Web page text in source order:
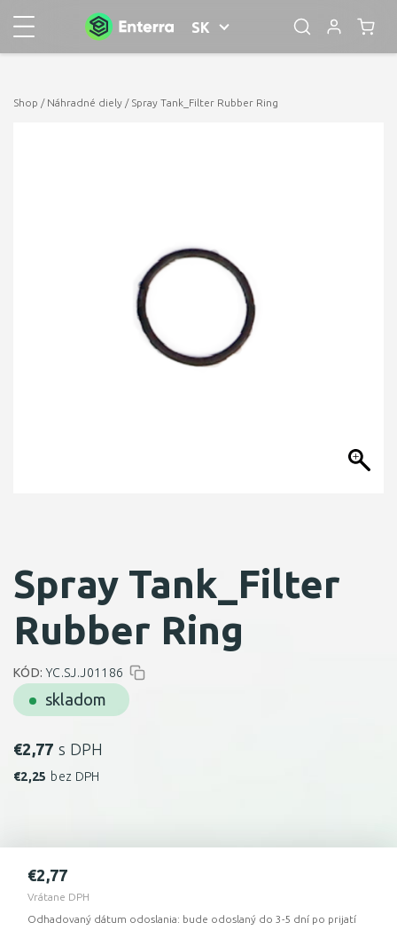
SK
Shop / Náhradné diely / Spray Tank_Filter Rubber Ring
Spray Tank_Filter
Rubber Ring
skladom
KÓD: YC.SJ.J01186
€2,77 s DPH
€2,25 bez DPH
Odhadovaný dátum odoslania: bude odoslaný do 3-5 dní po prijatí
€2,77
Vrátane DPH